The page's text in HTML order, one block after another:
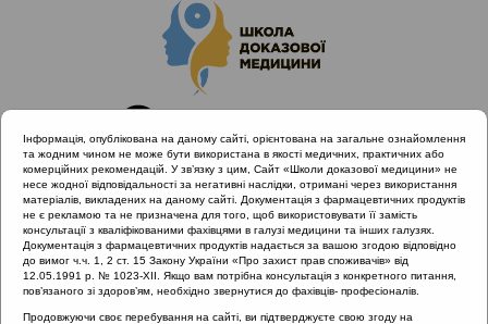
Головна Партнери проекту
ROCHE
Поширений дрібноклітинний рак легені (ДКРЛ)
Інформація, опублікована на даному сайті, орієнтована на загальне ознайомлення
та жодним чином не може бути використана в якості медичних, практичних або
комерційних рекомендацій. У зв’язку з цим, Сайт «Школи доказової медицини» не
несе жодної відповідальності за негативні наслідки, отримані через використання
матеріалів, викладених на даному сайті. Документація з фармацевтичних продуктів
не є рекламою та не призначена для того, щоб використовувати її замість
консультації з кваліфікованими фахівцями в галузі медицини та інших галузях.
Документація з фармацевтичних продуктів надається за вашою згодою відповідно
до вимог ч.ч. 1, 2 ст. 15 Закону України «Про захист прав споживачів» від
12.05.1991 р. № 1023-XII. Якщо вам потрібна консультація з конкретного питання,
пов’язаного зі здоров’ям, необхідно звернутися до фахівців- професіоналів.
Продовжуючи своє перебування на сайті, ви підтверджуєте свою згоду на